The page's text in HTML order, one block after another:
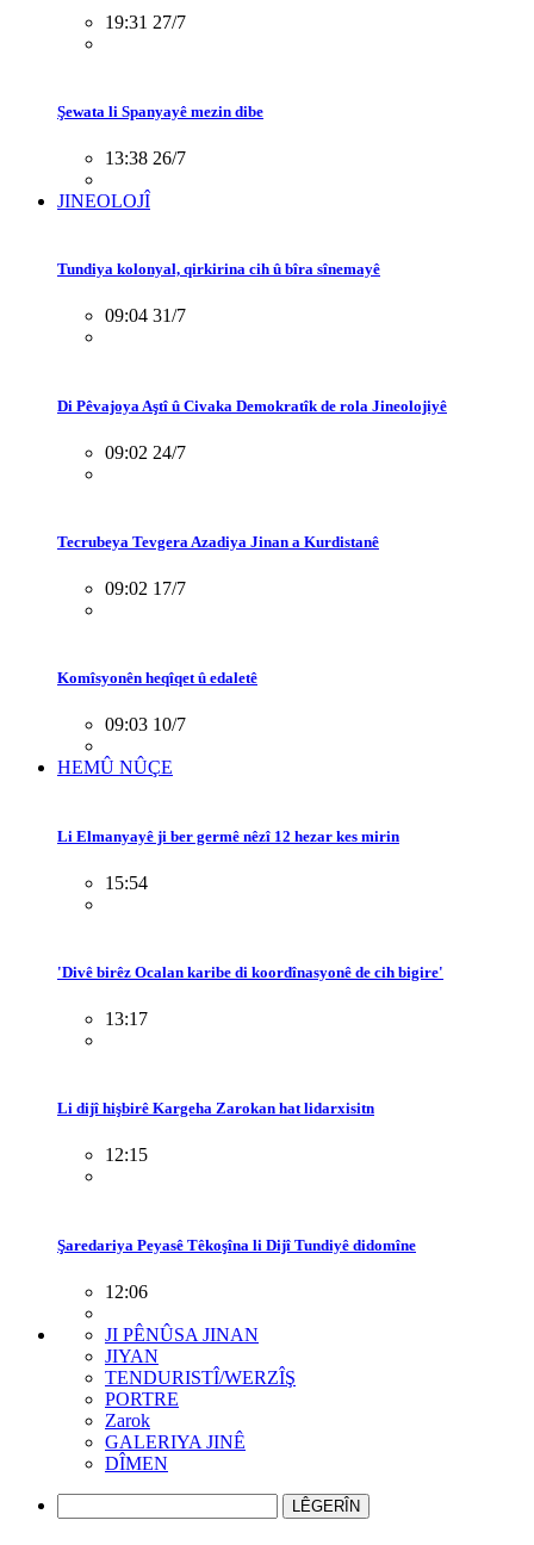
19:31 27/7
Şewata li Spanyayê mezin dibe
13:38 26/7
JINEOLOJÎ
Tundiya kolonyal, qirkirina cih û bîra sînemayê
09:04 31/7
Di Pêvajoya Aştî û Civaka Demokratîk de rola Jineolojiyê
09:02 24/7
Tecrubeya Tevgera Azadiya Jinan a Kurdistanê
09:02 17/7
Komîsyonên heqîqet û edaletê
09:03 10/7
HEMÛ NÛÇE
Li Elmanyayê ji ber germê nêzî 12 hezar kes mirin
15:54
'Divê birêz Ocalan karibe di koordînasyonê de cih bigire'
13:17
Li dijî hişbirê Kargeha Zarokan hat lidarxisitn
12:15
Şaredariya Peyasê Têkoşîna li Dijî Tundiyê didomîne
12:06
JI PÊNÛSA JINAN
JIYAN
TENDURISTÎ/WERZÎŞ
PORTRE
Zarok
GALERIYA JINÊ
DÎMEN
LÊGERÎN